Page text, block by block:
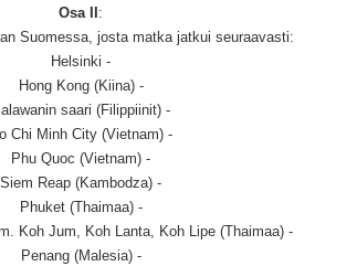
Osa II:
Suomessa, josta matka jatkui seuraavasti:
Helsinki -
Hong Kong (Kiina) -
saari (Filippiinit) -
Chi Minh City (Vietnam) -
Phu Quoc (Vietnam) -
Siem Reap (Kambodza) -
Phuket (Thaimaa) -
Koh Jum, Koh Lanta, Koh Lipe (Thaimaa) -
Penang (Malesia) -